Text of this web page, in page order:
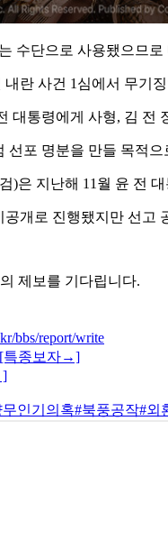
수단으로 사용됐으므
란 사건 1심에서 무기
대통령에게 사형, 김 전
선포 명분을 만들 목적
)은 지난해 11월 윤 전
개로 진행됐지만 선고
제보를 기다립니다.
bbs/report/write
[특종보자→]
인기의혹#북풍공작#외